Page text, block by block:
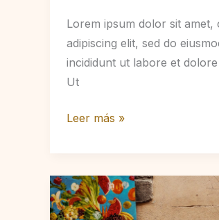
Lorem ipsum dolor sit amet,
adipiscing elit, sed do
incididunt ut labore et dolore
Ut
Lorem
Leer más »